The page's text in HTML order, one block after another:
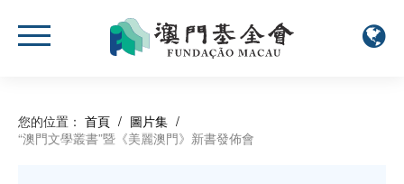
您的位置： 首頁 / 圖片集 /
“澳門文學叢書”暨《美麗澳門》新書發佈會